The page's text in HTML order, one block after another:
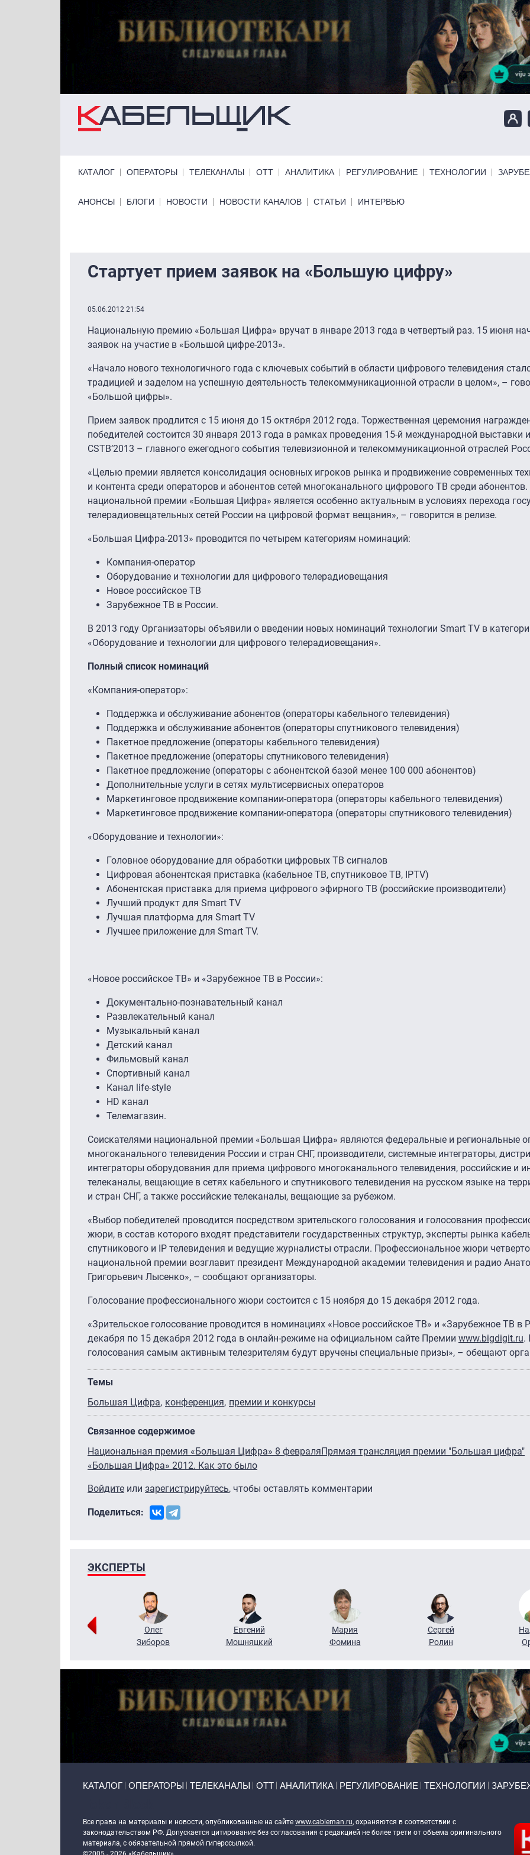
КАТАЛОГ ОПЕРАТОРЫ ТЕЛЕКАНАЛЫ ОТТ АНАЛИТИКА РЕГУЛИРОВАНИЕ ТЕХНОЛОГИИ
Primary links bottom
АНОНСЫ БЛОГИ НОВОСТИ НОВОСТИ КАНАЛОВ СТАТЬИ ИНТЕРВЬЮ
Стартует прием заявок на «Большую цифру»
05.06.2012 21:54
Национальную премию «Большая Цифра» вручат в январе 2013 года в четвертый раз. 15 июня
заявок на участие в «Большой цифре-2013».
«Начало нового технологичного года с ключевых событий в области цифрового телевидения
традицией и заделом на успешную деятельность телекоммуникационной отрасли в целом», –
«Большой цифры».
Прием заявок продлится с 15 июня до 15 октября 2012 года. Торжественная церемония
победителей состоится 30 января 2013 года в рамках проведения 15-й международной выставки
CSTB’2013 – главного ежегодного события телевизионной и телекоммуникационной отраслей
«Целью премии является консолидация основных игроков рынка и продвижение современных
и контента среди операторов и абонентов сетей многоканального цифрового ТВ среди
национальной премии «Большая Цифра» является особенно актуальным в условиях перехода
телерадиовещательных сетей России на цифровой формат вещания», – говорится в релизе.
«Большая Цифра-2013» проводится по четырем категориям номинаций:
Компания-оператор
Оборудование и технологии для цифрового телерадиовещания
Новое российское ТВ
Зарубежное ТВ в России.
В 2013 году Организаторы объявили о введении новых номинаций технологии Smart TV в
«Оборудование и технологии для цифрового телерадиовещания».
Полный список номинаций
«Компания-оператор»:
Поддержка и обслуживание абонентов (операторы кабельного телевидения)
Поддержка и обслуживание абонентов (операторы спутникового телевидения)
Пакетное предложение (операторы кабельного телевидения)
Пакетное предложение (операторы спутникового телевидения)
Пакетное предложение (операторы с абонентской базой менее 100 000 абонентов)
Дополнительные услуги в сетях мультисервисных операторов
Маркетинговое продвижение компании-оператора (операторы кабельного телевидения)
Маркетинговое продвижение компании-оператора (операторы спутникового телевидения)
«Оборудование и технологии»:
Головное оборудование для обработки цифровых ТВ сигналов
Цифровая абонентская приставка (кабельное ТВ, спутниковое ТВ, IPTV)
Абонентская приставка для приема цифрового эфирного ТВ (российские производители)
Лучший продукт для Smart TV
Лучшая платформа для Smart TV
Лучшее приложение для Smart TV.
«Новое российское ТВ» и «Зарубежное ТВ в России»:
Документально-познавательный канал
Развлекательный канал
Музыкальный канал
Детский канал
Фильмовый канал
Спортивный канал
Канал life-style
HD канал
Телемагазин.
Соискателями национальной премии «Большая Цифра» являются федеральные и региональные
многоканального телевидения России и стран СНГ, производители, системные интеграторы,
интеграторы оборудования для приема цифрового многоканального телевидения, российские и
телеканалы, вещающие в сетях кабельного и спутникового телевидения на русском языке на
и стран СНГ, а также российские телеканалы, вещающие за рубежом.
«Выбор победителей проводится посредством зрительского голосования и голосования
жюри, в состав которого входят представители государственных структур, эксперты рынка
спутникового и IP телевидения и ведущие журналисты отрасли. Профессиональное жюри
национальной премии возглавит президент Международной академии телевидения и радио
Григорьевич Лысенко», – сообщают организаторы.
Голосование профессионального жюри состоится с 15 ноября до 15 декабря 2012 года.
«Зрительское голосование проводится в номинациях «Новое российское ТВ» и «Зарубежное ТВ в
декабря по 15 декабря 2012 года в онлайн-режиме на официальном сайте Премии www.bigdigit.ru.
голосования самым активным телезрителям будут вручены специальные призы», – обещают
Темы
Большая Цифра конференция премии и конкурсы
Связанное содержимое
Национальная премия «Большая Цифра» 8 февраляПрямая трансляция премии "Большая цифра"
«Большая Цифра» 2012. Как это было
Войдите или зарегистрируйтесь, чтобы оставлять комментарии
Поделиться:
ЭКСПЕРТЫ
Олег
Зиборов
Евгений
Мошняцкий
Мария
Фомина
Сергей
Ролин
КАТАЛОГ ОПЕРАТОРЫ ТЕЛЕКАНАЛЫ ОТТ АНАЛИТИКА РЕГУЛИРОВАНИЕ ТЕХНОЛОГИИ
Все права на материалы и новости, опубликованные на сайте www.cableman.ru, охраняются в соответствии с
законодательством РФ. Допускается цитирование без согласования с редакцией не более трети от объема оригинального
материала, с обязательной прямой гиперссылкой.